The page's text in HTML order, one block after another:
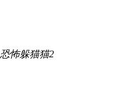
恐怖躲猫猫2